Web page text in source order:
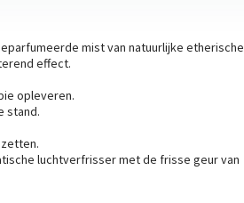
mist van natuurlijke etherische
effect.
opleveren.
stand.
luchtverfrisser met de frisse geur van